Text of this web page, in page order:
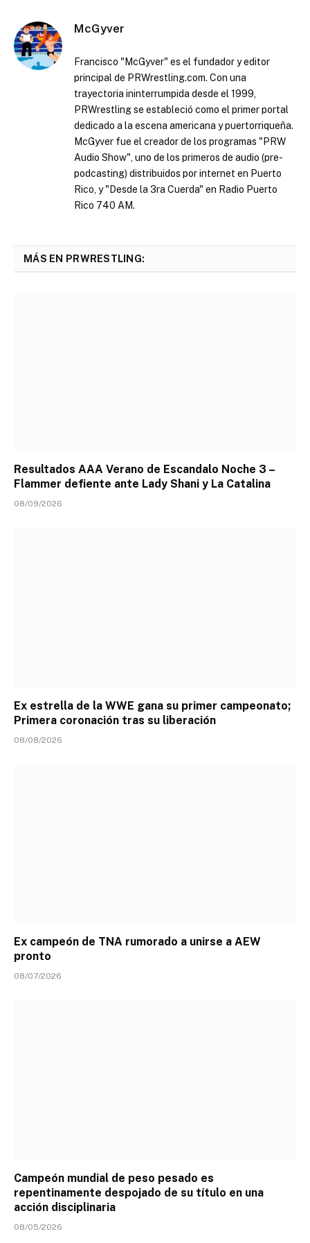
McGyver
Francisco "McGyver" es el fundador y editor
principal de PRWrestling.com. Con una
trayectoria ininterrumpida desde el 1999,
PRWrestling se estableció como el primer portal
dedicado a la escena americana y puertorriqueña.
McGyver fue el creador de los programas "PRW
Audio Show", uno de los primeros de audio (pre-
podcasting) distribuidos por internet en Puerto
Rico, y "Desde la 3ra Cuerda" en Radio Puerto
Rico 740 AM.
MÁS EN PRWRESTLING:
Resultados AAA Verano de Escandalo Noche 3 –
Flammer defiente ante Lady Shani y La Catalina
08/09/2026
Ex estrella de la WWE gana su primer campeonato;
Primera coronación tras su liberación
08/08/2026
Ex campeón de TNA rumorado a unirse a AEW
pronto
08/07/2026
Campeón mundial de peso pesado es
repentinamente despojado de su título en una
acción disciplinaria
08/05/2026